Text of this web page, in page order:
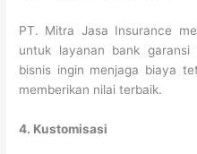
PT. Mitra Jasa Insurance
untuk layanan bank garansi
bisnis ingin menjaga biaya
memberikan nilai terbaik.
4. Kustomisasi